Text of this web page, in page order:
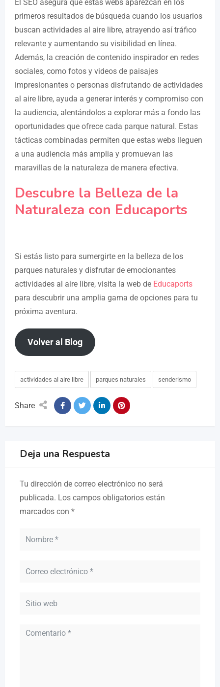
El SEO asegura que estas webs aparezcan en los
primeros resultados de búsqueda cuando los usuarios
buscan actividades al aire libre, atrayendo así tráfico
relevante y aumentando su visibilidad en línea.
Además, la creación de contenido inspirador en redes
sociales, como fotos y videos de paisajes
impresionantes o personas disfrutando de actividades
al aire libre, ayuda a generar interés y compromiso con
la audiencia, alentándolos a explorar más a fondo las
oportunidades que ofrece cada parque natural. Estas
tácticas combinadas permiten que estas webs lleguen
a una audiencia más amplia y promuevan las
maravillas de la naturaleza de manera efectiva.
Descubre la Belleza de la
Naturaleza con Educaports
Si estás listo para sumergirte en la belleza de los
parques naturales y disfrutar de emocionantes
actividades al aire libre, visita la web de Educaports
para descubrir una amplia gama de opciones para tu
próxima aventura.
Volver al Blog
actividades al aire libre parques naturales senderismo
Share
Deja una Respuesta
Tu dirección de correo electrónico no será
publicada. Los campos obligatorios están
marcados con *